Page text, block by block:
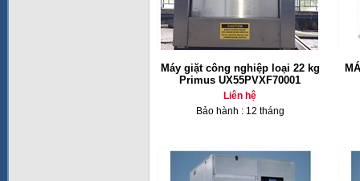
Máy giặt công nghiệp loại 22 kg
Primus UX55PVXF70001
Liên hệ
Bảo hành : 12 tháng